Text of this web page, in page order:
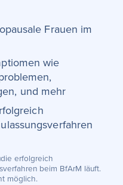
Frauen im
wie
und mehr
erfolgreich
beim BfArM läuft.
möglich.